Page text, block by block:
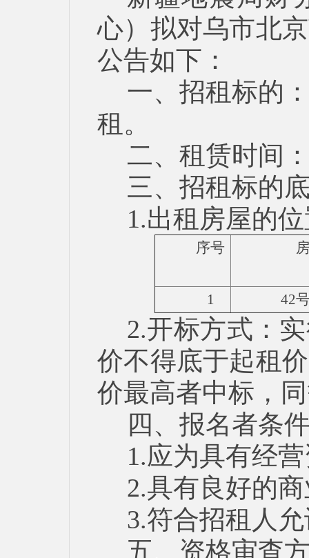
心）拟对乌市北
公告如下：
一、招租标的
租。
二、租赁时间
三、招租标的
1.出租房屋的
序号
1 42
2.开标方式：
价不得底于起租
价最高者中标，
四、报名者条
1.应为具有经
2.具有良好的
3.符合招租人
五、资格审查